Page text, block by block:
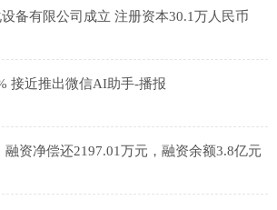
备有限公司成立 注册资本30.1万人民币
接近推出微信AI助手-播报
资净偿还2197.01万元，融资余额3.8亿元